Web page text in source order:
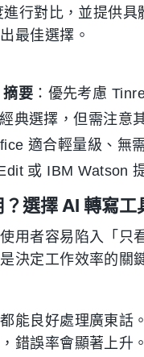
行對比，並提供
最佳選擇。
要 ：優先考慮
典選擇，但需注意
適合輕量級、無
或 IBM Watson
選擇 AI 轉寫
用者容易陷入「只
決定工作效率的關
能良好處理廣東
錯誤率會顯著上升